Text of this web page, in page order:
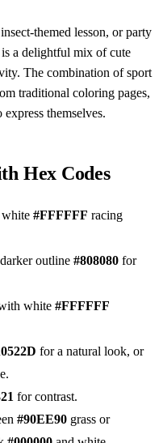
themed lesson, or party
a delightful mix of cute
The combination of sport
traditional coloring pages,
themselves.
Hex Codes
#FFFFFF racing
outline #808080 for
white #FFFFFF
for a natural look, or
for contrast.
#90EE90 grass or